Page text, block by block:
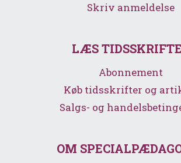
Skriv anmeldelse
LÆS
Abonnement
Køb tidsskrifter og
Salgs- og
OM